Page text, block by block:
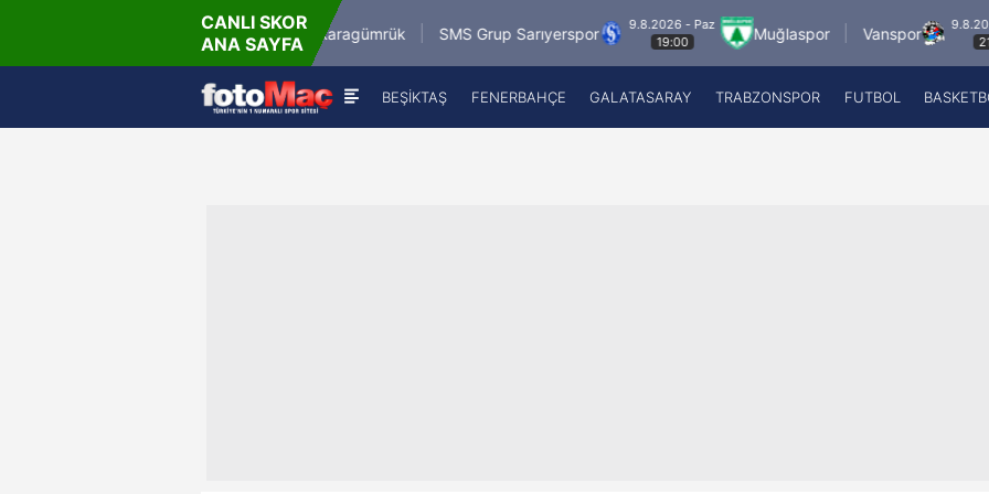
CANLI SKOR
ANA SAYFA
Misirli.com.tr Karagümrük SMS Grup Sarıyerspor
9.8.2026 - Paz
19:00
Muğlaspor Vanspor
9.8.2026 - Paz
21:30
BEŞİKTAŞ FENERBAHÇE GALATASARAY TRABZONSPOR FUTBOL